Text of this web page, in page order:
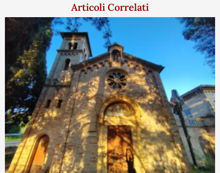
Articoli Correlati